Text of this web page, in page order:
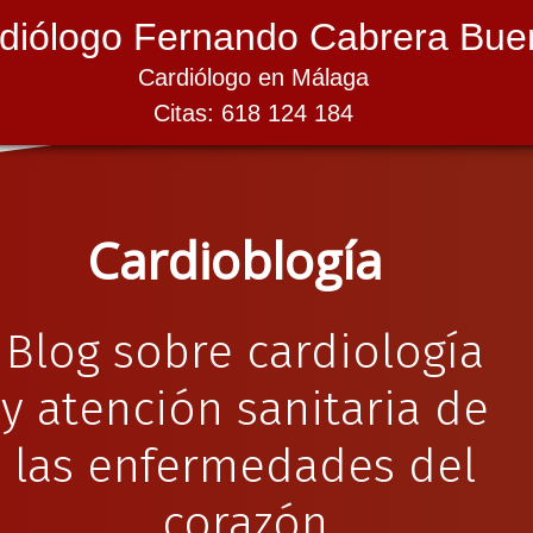
Fernando Cabrera
Cardiólogo en Málaga
Citas: 618 124 184
Cardioblogía
Blog sobre cardiología
y atención sanitaria de
las enfermedades del